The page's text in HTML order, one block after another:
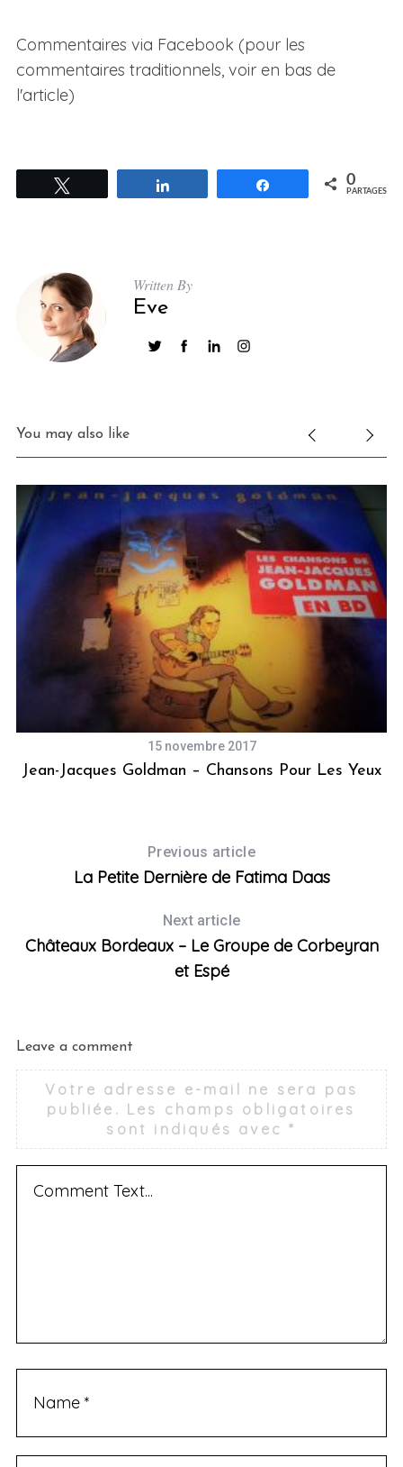
Commentaires via Facebook (pour les
commentaires traditionnels, voir en bas de
l'article)
Partagez 0
PARTAGES
Written By
Eve
You may also like
15 novembre 2017
Jean-Jacques Goldman – Chansons Pour Les Yeux
Previous article
La Petite Dernière de Fatima Daas
Next article
Châteaux Bordeaux – Le Groupe de Corbeyran
et Espé
Leave a comment
Votre adresse e-mail ne sera pas
publiée. Les champs obligatoires
sont indiqués avec*